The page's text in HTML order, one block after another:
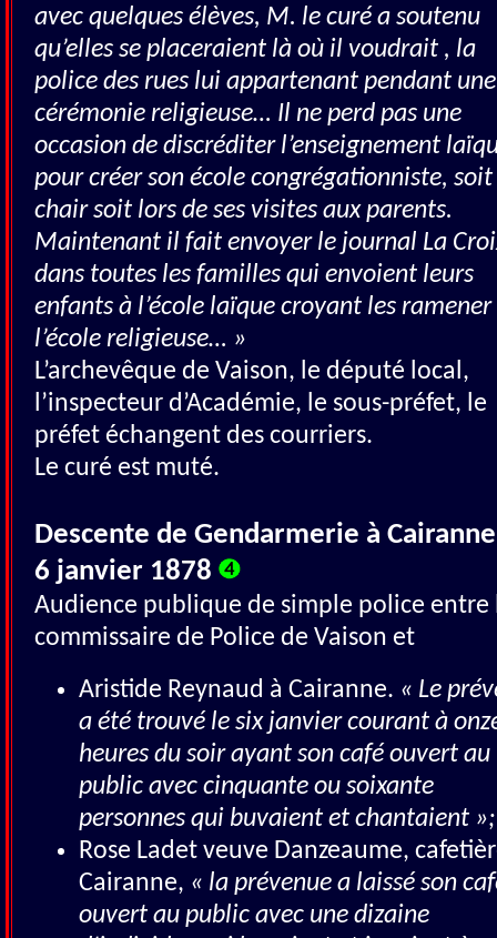
avec quelques élèves, M. le curé a soutenu
qu’elles se placeraient là où il voudrait , la
police des rues lui appartenant pendant une
cérémonie religieuse… Il ne perd pas une
occasion de discréditer l’enseignement
pour créer son école congrégationniste, soit
chair soit lors de ses visites aux parents.
Maintenant il fait envoyer le journal La
dans toutes les familles qui envoient leurs
enfants à l’école laïque croyant les ramener
l’école religieuse… »
L’archevêque de Vaison, le député local,
l’inspecteur d’Académie, le sous-préfet, le
préfet échangent des courriers.
Le curé est muté.
Descente de Gendarmerie à
6 janvier 1878
Audience publique de simple police entre
commissaire de Police de Vaison et
Aristide Reynaud à Cairanne. « Le
a été trouvé le six janvier courant à
heures du soir ayant son café ouvert au
public avec cinquante ou soixante
personnes qui buvaient et chantaient »;
Rose Ladet veuve Danzeaume,
Cairanne, « la prévenue a laissé son
ouvert au public avec une dizaine